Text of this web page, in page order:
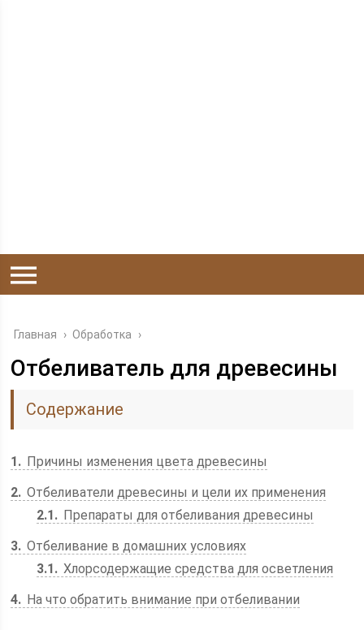
Главная › Обработка ›
Отбеливатель для древесины
Содержание
1
Причины изменения цвета древесины
2 Отбеливатели древесины и цели их применения
2.1
Препараты для отбеливания древесины
3 Отбеливание в домашних условиях
3.1
Хлорсодержащие средства для осветления
4
На что обратить внимание при отбеливании